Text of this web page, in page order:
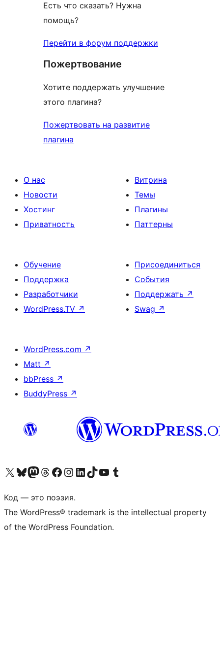
Есть что сказать? Нужна
помощь?
Перейти в форум поддержки
Пожертвование
Хотите поддержать улучшение
этого плагина?
Пожертвовать на развитие
плагина
О нас
Новости
Хостинг
Приватность
Витрина
Темы
Плагины
Паттерны
Обучение
Поддержка
Разработчики
WordPress.TV ↗
Присоединиться
События
Поддержать ↗
Swag ↗
WordPress.com ↗
Matt ↗
bbPress ↗
BuddyPress ↗
Посетите нас в X (ранее Twitter)
Посетите нашу учётную запись в Bluesky
Посетите нашу ленту в Mastodon
Посетите нашу учётную запись в Threads
Посетите нашу страницу на Facebook
Посетите наш Instagram
Посетите нашу страницу в LinkedIn
Посетите нашу учётную запись в TikTok
Посетите наш канал YouTube
Посетите нашу учётную запись в Tumblr
Код — это поэзия.
The WordPress® trademark is the intellectual property
of the WordPress Foundation.